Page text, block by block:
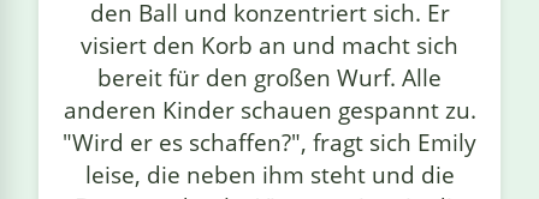
den Ball und konzentriert sich. Er
visiert den Korb an und macht sich
bereit für den großen Wurf. Alle
anderen Kinder schauen gespannt zu.
"Wird er es schaffen?", fragt sich Emily
leise, die neben ihm steht und die